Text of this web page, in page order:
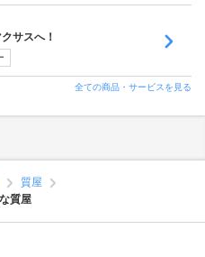
サスへ！
全ての商品・サービスを見る
質屋
質屋